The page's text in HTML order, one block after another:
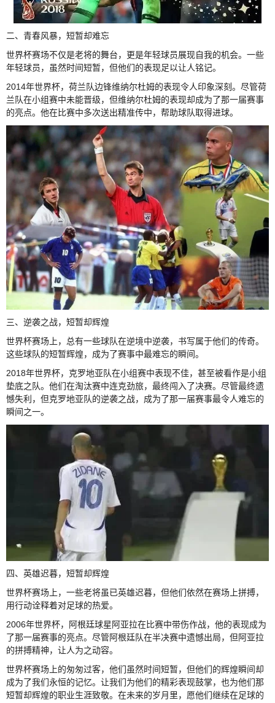
二、青春风暴，短暂却难忘
世界杯赛场不仅是老将的舞台，更是年轻球员展现自我的机会。一些
年轻球员，虽然时间短暂，但他们的表现足以让人铭记。
2014年世界杯，荷兰队边锋维纳尔杜姆的表现令人印象深刻。尽管荷
兰队在小组赛中未能晋级，但维纳尔杜姆的表现却成为了那一届赛事
的亮点。他在比赛中多次送出精准传中，帮助球队取得进球。
三、逆袭之战，短暂却辉煌
世界杯赛场上，总有一些球队在逆境中逆袭，书写属于他们的传奇。
这些球队的短暂辉煌，成为了赛事中最难忘的瞬间。
2018年世界杯，克罗地亚队在小组赛中表现不佳，甚至被看作是小组
垫底之队。他们在淘汰赛中连克劲旅，最终闯入了决赛。尽管最终遗
憾失利，但克罗地亚队的逆袭之战，成为了那一届赛事最令人难忘的
瞬间之一。
四、英雄迟暮，短暂却辉煌
世界杯赛场上，一些老将虽已英雄迟暮，但他们依然在赛场上拼搏，
用行动诠释着对足球的热爱。
2006年世界杯，阿根廷球星阿亚拉在比赛中带伤作战，他的表现成为
了那一届赛事的亮点。尽管阿根廷队在半决赛中遗憾出局，但阿亚拉
的拼搏精神，让人为之动容。
世界杯赛场上的匆匆过客，他们虽然时间短暂，但他们的辉煌瞬间却
成为了我们永恒的记忆。让我们为他们的精彩表现鼓掌，也为他们那
短暂却辉煌的职业生涯致敬。在未来的岁月里，愿他们继续在足球的